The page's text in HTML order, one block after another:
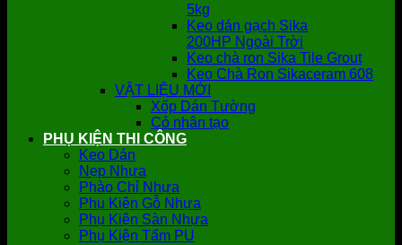
5kg
Keo dán gạch Sika
200HP Ngoài Trời
Keo chà ron Sika Tile Grout
Keo Chà Ron Sikaceram 608
VẬT LIỆU MỚI
Xốp Dán Tường
Cỏ nhân tạo
PHỤ KIỆN THI CÔNG
Keo Dán
Nẹp Nhựa
Phào Chỉ Nhựa
Phụ Kiện Gỗ Nhựa
Phụ Kiện Sàn Nhựa
Phụ Kiện Tấm PU